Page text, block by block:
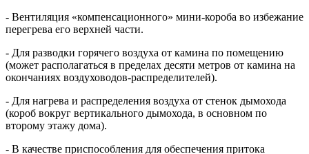
- Вентиляция «компенсационного» мини-короба во избежание
перегрева его верхней части.
- Для разводки горячего воздуха от камина по помещению
(может располагаться в пределах десяти метров от камина на
окончаниях воздуховодов-распределителей).
- Для нагрева и распределения воздуха от стенок дымохода
(короб вокруг вертикального дымохода, в основном по
второму этажу дома).
- В качестве приспособления для обеспечения притока